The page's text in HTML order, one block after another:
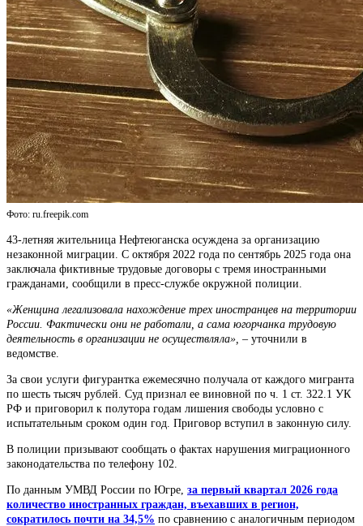
Фото: ru.freepik.com
43-летняя жительница Нефтеюганска осуждена за организацию
незаконной миграции. С октября 2022 года по сентябрь 2025 года она
заключала фиктивные трудовые договоры с тремя иностранными
гражданами, сообщили в пресс-службе окружной полиции.
«Женщина легализовала нахождение трех иностранцев на территории
России. Фактически они не работали, а сама югорчанка трудовую
деятельность в организации не осуществляла», – уточнили в
ведомстве.
За свои услуги фигурантка ежемесячно получала от каждого мигранта
по шесть тысяч рублей. Суд признал ее виновной по ч. 1 ст. 322.1 УК
РФ и приговорил к полутора годам лишения свободы условно с
испытательным сроком один год. Приговор вступил в законную силу.
В полиции призывают сообщать о фактах нарушения миграционного
законодательства по телефону 102.
По данным УМВД России по Югре, за первый квартал 2026 года
количество иностранных граждан, въехавших в регион,
сократилось почти на 34,5% по сравнению с аналогичным периодом